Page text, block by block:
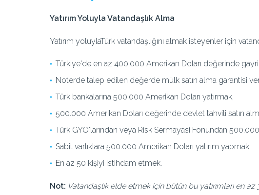
Yatırım Yoluyla Vatandaşlık Alma
Yatırım yoluylaTürk vatandaşlığını almak isteyenler için
Türkiye'de en az 400.000 Amerikan Doları değerinde
Noterde talep edilen değerde mülk satın alma garantisi
Türk bankalarına 500.000 Amerikan Doları yatırmak,
500.000 Amerikan Doları değerinde devlet tahvili satın
Türk GYO'larından veya Risk Sermayasi Fonundan
Sabit varlıklara 500.000 Amerikan Doları yatırım yapmak
En az 50 kişiyi istihdam etmek.
Not: Vatandaşlık elde etmek için bütün bu yatırımları en